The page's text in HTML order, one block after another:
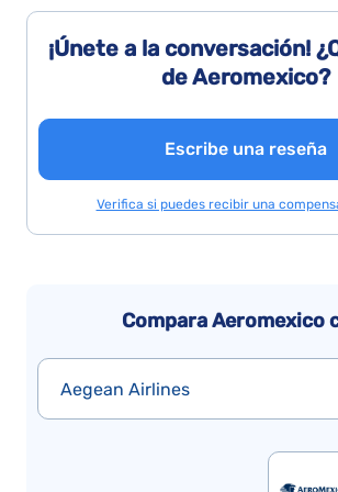
¡Únete a la conversación!
de Aeromexico?
Escribe una reseña
Verifica si puedes recibir una
Compara Aeromexico
Aegean Airlines